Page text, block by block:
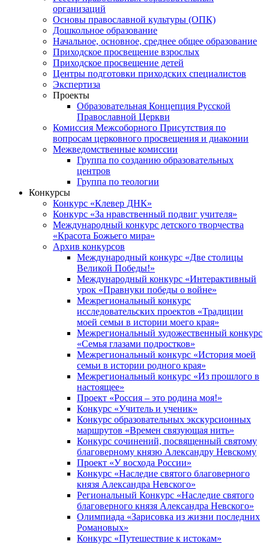
организаций
Основы православной культуры (ОПК)
Дошкольное образование
Начальное, основное, среднее общее образование
Приходское просвещение взрослых
Приходское просвещение детей
Центры подготовки приходских специалистов
Экспертиза
Проекты
Образовательная Концепция Русской
Православной Церкви
Комиссия Межсоборного Присутствия по
вопросам церковного просвещения и диаконии
Межведомственные комиссии
Группа по созданию образовательных
центров
Группа по теологии
Конкурсы
Конкурс «Клевер ДНК»
Конкурс «За нравственный подвиг учителя»
Международный конкурс детского творчества
«Красота Божьего мира»
Архив конкурсов
Международный конкурс «Две столицы
Великой Победы!»
Международный конкурс «Интерактивный
урок «Правнуки победы о войне»
Межрегиональный конкурс
исследовательских проектов «Традиции
моей семьи в истории моего края»
Межрегиональный художественный конкурс
«Семья глазами подростков»
Межрегиональный конкурс «История моей
семьи в истории родного края»
Межрегиональный конкурс «Из прошлого в
настоящее»
Проект «Россия – это родина моя!»
Конкурс «Учитель и ученик»
Конкурс образовательных экскурсионных
маршрутов «Времен связующая нить»
Конкурс сочинений, посвященный святому
благоверному князю Александру Невскому
Проект «У восхода России»
Конкурс «Наследие святого благоверного
князя Александра Невского»
Региональный Конкурс «Наследие святого
благоверного князя Александра Невского»
Олимпиада «Зарисовка из жизни последних
Романовых»
Конкурс «Путешествие к истокам»